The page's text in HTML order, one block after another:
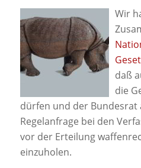
Wir
daß
die
dürfen und der Bundesrat
Regelanfrage bei den
vor der Erteilung
einzuholen.